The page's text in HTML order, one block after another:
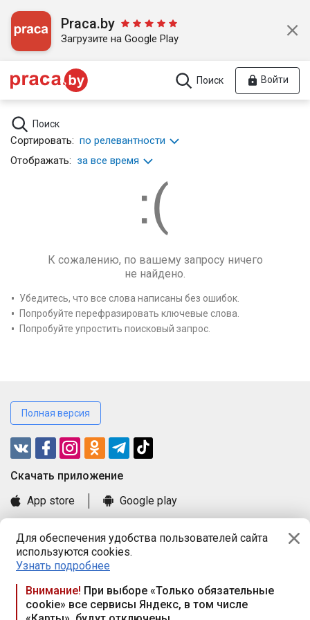
Для обеспечения удобства пользователей сайта
используются cookies.
Узнать подробнее
Внимание! При выборе «Только обязательные
cookie» все сервисы Яндекс, в том числе
Praca.by
Загрузите на Google Play
Поиск Войти
Поиск
Сортировать: по релевантности
Отображать: за все время
К сожалению, по вашему запросу ничего
не найдено.
Убедитесь, что все слова написаны без ошибок.
Попробуйте перефразировать ключевые слова.
Попробуйте упростить поисковый запрос.
Полная версия
Cкачать приложение
App store
Google play
Книга замечаний и предложений
Правила и документы
Praca.by © 2000—2026, ООО «ПРАЦА БАЙ»
Республика Беларусь, 220114, г. Минск, пр-т Независимости
117а, пом. № 9.